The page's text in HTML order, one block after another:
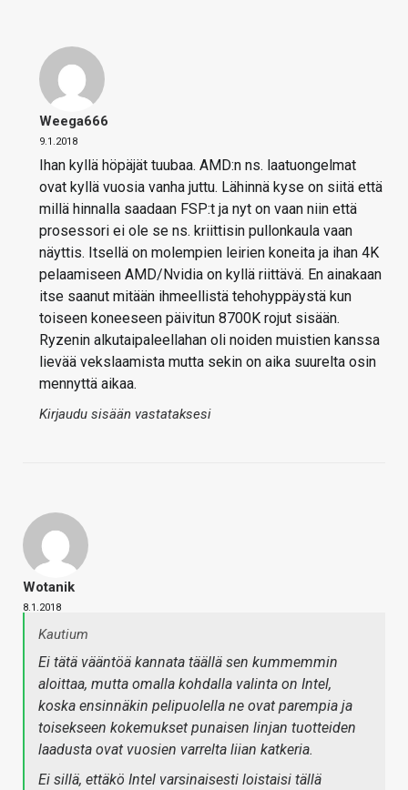
Weega666
9.1.2018
Ihan kyllä höpäjät tuubaa. AMD:n ns. laatuongelmat
ovat kyllä vuosia vanha juttu. Lähinnä kyse on siitä että
millä hinnalla saadaan FSP:t ja nyt on vaan niin että
prosessori ei ole se ns. kriittisin pullonkaula vaan
näyttis. Itsellä on molempien leirien koneita ja ihan 4K
pelaamiseen AMD/Nvidia on kyllä riittävä. En ainakaan
itse saanut mitään ihmeellistä tehohyppäystä kun
toiseen koneeseen päivitun 8700K rojut sisään.
Ryzenin alkutaipaleellahan oli noiden muistien kanssa
lievää vekslaamista mutta sekin on aika suurelta osin
mennyttä aikaa.
Kirjaudu sisään vastataksesi
Wotanik
8.1.2018
Kautium
Ei tätä vääntöä kannata täällä sen kummemmin
aloittaa, mutta omalla kohdalla valinta on Intel,
koska ensinnäkin pelipuolella ne ovat parempia ja
toisekseen kokemukset punaisen linjan tuotteiden
laadusta ovat vuosien varrelta liian katkeria.
Ei sillä, ettäkö Intel varsinaisesti loistaisi tällä